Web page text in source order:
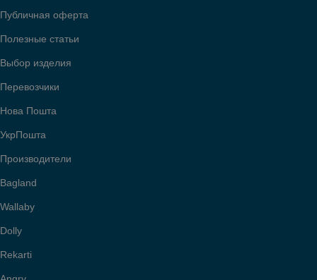
Публичная оферта
Полезные статьи
Выбор изделия
Перевозчики
Нова Пошта
УкрПошта
Производители
Bagland
Wallaby
Dolly
Rekarti